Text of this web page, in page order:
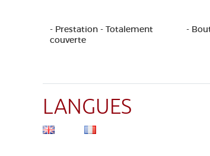
- Prestation - Totalement
couverte
-
LANGUES